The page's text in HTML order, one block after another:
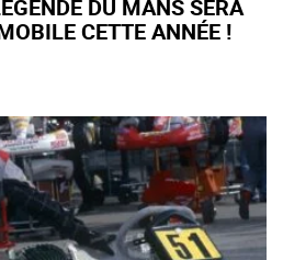
DU MANS SERA
CETTE ANNÉE !